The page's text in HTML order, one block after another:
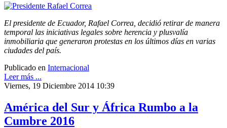
El presidente de Ecuador, Rafael Correa, decidió retirar de manera
temporal las iniciativas legales sobre herencia y plusvalía
inmobiliaria que generaron protestas en los últimos días en varias
ciudades del país.
Publicado en Internacional
Leer más ...
Viernes, 19 Diciembre 2014 10:39
América del Sur y África Rumbo a la
Cumbre 2016